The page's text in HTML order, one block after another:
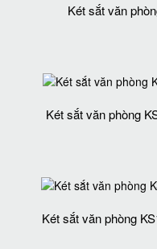
Két sắt văn
Két sắt văn phòng
Két sắt văn phòng